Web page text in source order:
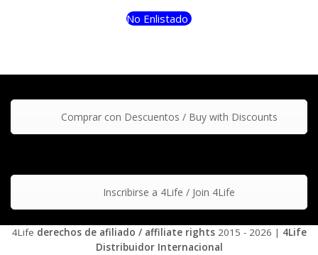
No Enlistado
Comprar con Descuentos / Buy with Discounts
Inscribirse a 4Life / Join 4Life
4Life derechos de afiliado / affiliate rights 2015 - 2026 | 4Life
Distribuidor Internacional